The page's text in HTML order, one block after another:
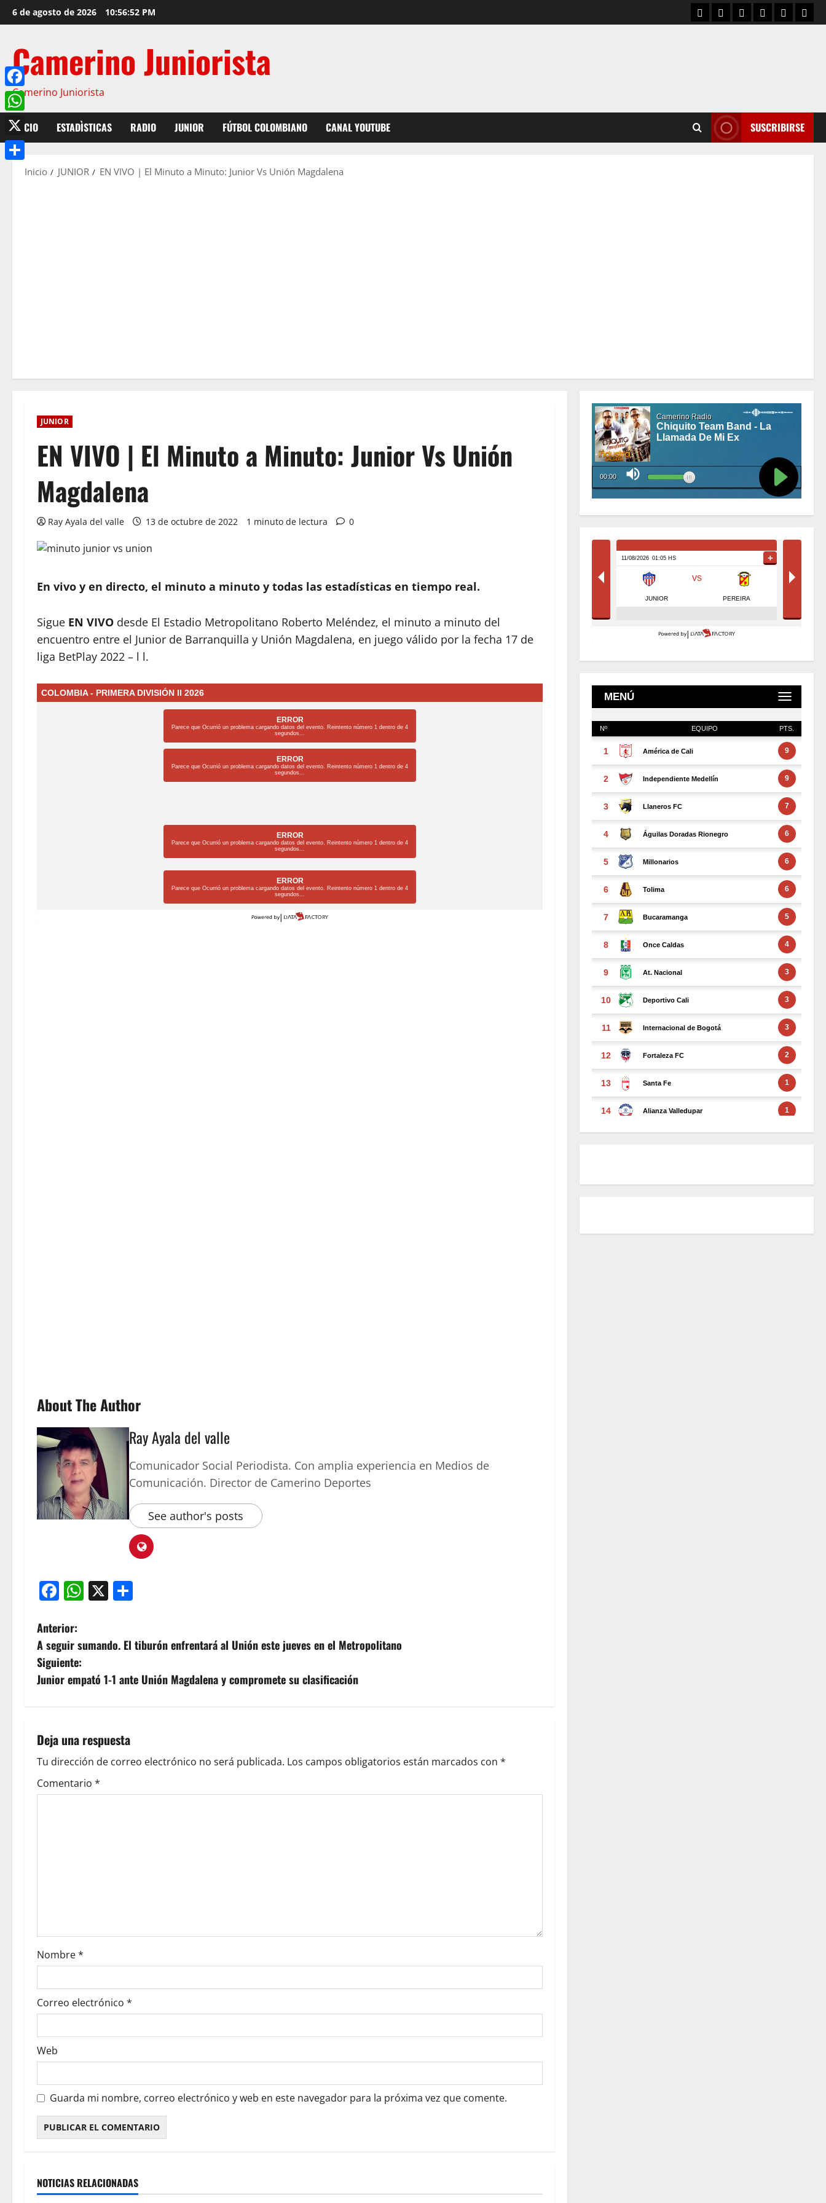
6 de agosto de 2026 10:56:53 PM
Camerino Juniorista
Camerino Juniorista
INICIO ESTADÌSTICAS RADIO JUNIOR FÚTBOL COLOMBIANO CANAL YOUTUBE SUSCRIBIRSE
Inicio JUNIOR EN VIVO | El Minuto a Minuto: Junior Vs Unión Magdalena
JUNIOR
EN VIVO | El Minuto a Minuto: Junior Vs Unión
Magdalena
Ray Ayala del valle 13 de octubre de 2022 1 minuto de lectura 0
En vivo y en directo, el minuto a minuto y todas las estadísticas en tiempo real.
Sigue EN VIVO desde El Estadio Metropolitano Roberto Meléndez, el minuto a minuto del
encuentro entre el Junior de Barranquilla y Unión Magdalena, en juego válido por la fecha 17 de
liga BetPlay 2022 – l l.
About The Author
Ray Ayala del valle
Comunicador Social Periodista. Con amplia experiencia en Medios de
Comunicación. Director de Camerino Deportes
See author's posts
Facebook
WhatsApp
X
Anterior:
A seguir sumando. El tiburón enfrentará al Unión este jueves en el Metropolitano
Siguiente:
Junior empató 1-1 ante Unión Magdalena y compromete su clasificación
Deja una respuesta
Tu dirección de correo electrónico no será publicada. Los campos obligatorios están marcados con *
Comentario *
Nombre*
Correo electrónico *
Web
Guarda mi nombre, correo electrónico y web en este navegador para la próxima vez que comente.
NOTICIAS RELACIONADAS
Facebook
WhatsApp
X
Compartir